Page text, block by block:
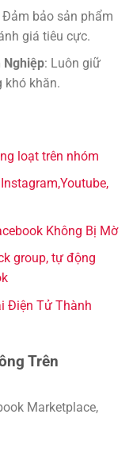
Đảm bảo sản phẩm
giá tiêu cực.
Nghiệp: Luôn giữ
khó khăn.
loạt trên nhóm
Không Bị Mờ
group, tự động
Điện Tử Thành
Trên
Marketplace,